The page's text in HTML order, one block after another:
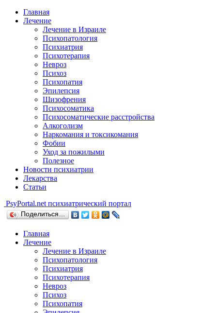
Главная
Лечение
Лечение в Израиле
Психопатология
Психиатрия
Психотерапия
Невроз
Психоз
Психопатия
Эпилепсия
Шизофрения
Психосоматика
Психосоматические расстройства
Алкоголизм
Наркомания и токсикомания
Фобии
Уход за пожилыми
Полезное
Новости психиатрии
Лекарства
Статьи
PsyPortal.net психиатрический портал
Поделиться…
Главная
Лечение
Лечение в Израиле
Психопатология
Психиатрия
Психотерапия
Невроз
Психоз
Психопатия